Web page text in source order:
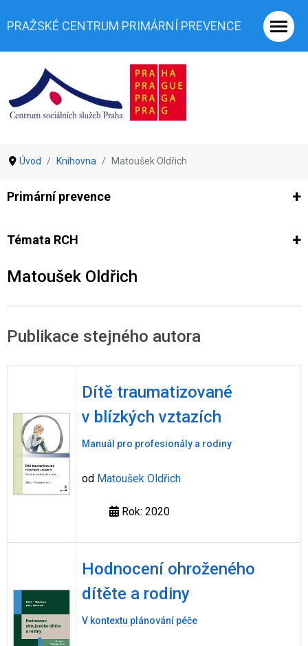
PRAŽSKÉ CENTRUM PRIMÁRNÍ PREVENCE
Úvod Knihovna Matoušek Oldřich
Primární prevence
Ze světa prevence
Témata RCH
Co je rizikové chování (RCH)
Matoušek Oldřich
Publikace stejného autora
Dítě traumatizované
v blízkých vztazích
Manuál pro profesionály a rodiny
od Matoušek Oldřich
Rok: 2020
Hodnocení ohroženého
dítěte a rodiny
V kontextu plánování péče